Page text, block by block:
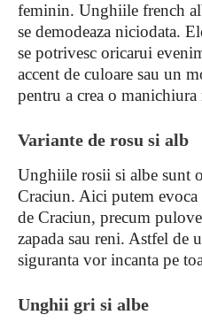
feminin. Unghiile french
se demodeaza niciodata.
se potrivesc oricarui
accent de culoare sau un
pentru a crea o manichiura
Variante de rosu si alb
Unghiile rosii si albe sunt
Craciun. Aici putem
de Craciun, precum
zapada sau reni. Astfel de
siguranta vor incanta pe
Unghii gri si albe